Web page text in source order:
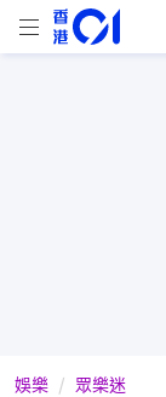
娛樂 眾樂迷